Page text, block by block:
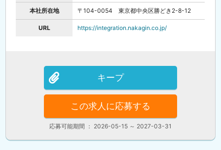
本社所在地 〒104-0054 東京都中央区勝どき2-8-12
URL https://integration.nakagin.co.jp/
キープ
この求人に応募する
応募可能期間 ： 2026-05-15 ～ 2027-03-31